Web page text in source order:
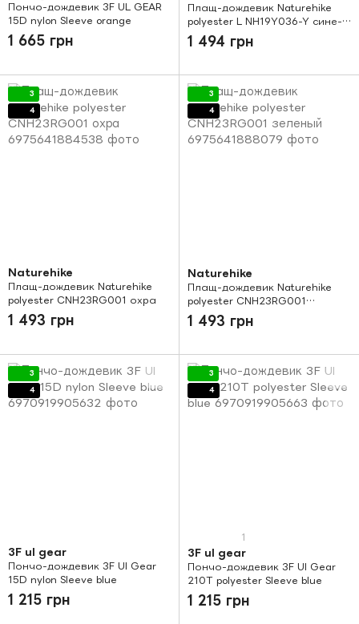
Пончо-дождевик 3F UL GEAR
15D nylon Sleeve orange
1 665 грн
Плащ-дождевик Naturehike
polyester L NH19Y036-Y сине-
голубой
1 494 грн
3
4
Naturehike
Плащ-дождевик Naturehike
polyester CNH23RG001 охра
1 493 грн
3
4
Naturehike
Плащ-дождевик Naturehike
polyester CNH23RG001
зеленый
1 493 грн
3
4
3F ul gear
Пончо-дождевик 3F Ul Gear
15D nylon Sleeve blue
1 215 грн
3
4
1
3F ul gear
Пончо-дождевик 3F Ul Gear
210T polyester Sleeve blue
1 215 грн